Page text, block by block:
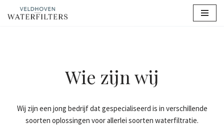
Wie zijn wij
Wij zijn een jong bedrijf dat gespecialiseerd is in verschillende
soorten oplossingen voor allerlei soorten waterfiltratie.